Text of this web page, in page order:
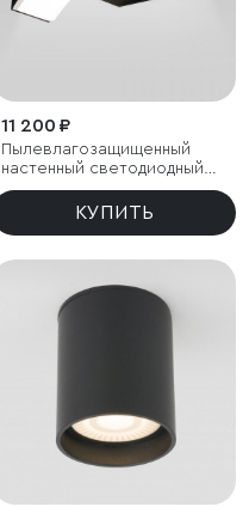
11 200 ₽
Пылевлагозащищенный
настенный светодиодный
светильник Asteria D IP54
КУПИТЬ